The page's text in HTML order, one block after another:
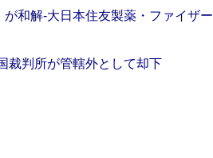
が和解‐大日本住友製薬・ファイザー
裁判所が管轄外として却下